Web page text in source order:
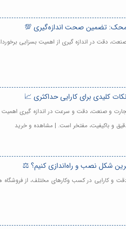
محک: تضمین صحت اندازه‌گیری 💯
دقت در اندازه گیری از اهمیت بسزایی
کلیدی برای کارایی حداکثری 📈
و صنعت، دقت و سرعت در اندازه گیری اهمیت
و باکیفیت، مفتخر است. | مشاهده و خرید
شکل نصب و راه‌اندازی کنیم؟ ⚖️
و کارایی در کسب وکارهای مختلف، از فروشگاه